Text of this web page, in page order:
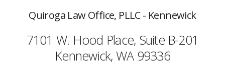
Quiroga Law Office, PLLC - Kennewick
7101 W. Hood Place, Suite B-201
Kennewick, WA 99336